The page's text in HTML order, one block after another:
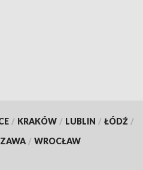
/ KRAKÓW / LUBLIN / ŁÓDŹ /
/ WROCŁAW